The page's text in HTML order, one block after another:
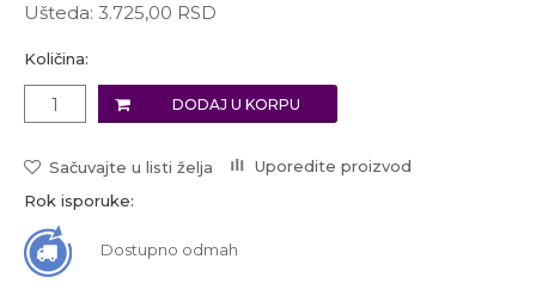
Ušteda: 3.725,00 RSD
Količina:
DODAJ U KORPU
Sačuvajte u listi želja
Uporedite proizvod
Rok isporuke:
Dostupno odmah